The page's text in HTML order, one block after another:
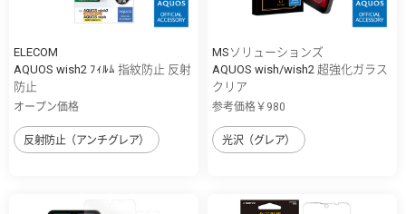
ELECOM
AQUOS wish2 ﾌｨﾙﾑ 指紋防止 反射
防止
オープン価格
反射防止（アンチグレア）
MSソリューションズ
AQUOS wish/wish2 超強化ガラス
クリア
参考価格￥980
光沢（グレア）